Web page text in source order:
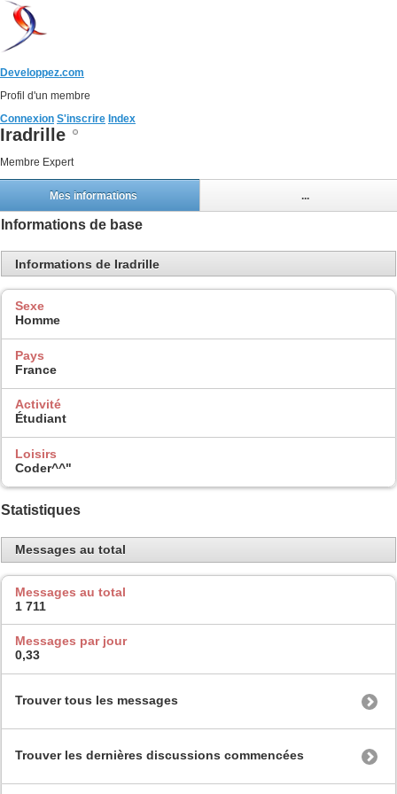
Developpez.com
Profil d'un membre
Connexion S'inscrire Index
Iradrille
Membre Expert
Mes informations ...
Informations de base
Informations de Iradrille
Sexe
Homme
Pays
France
Activité
Étudiant
Loisirs
Coder^^"
Statistiques
Messages au total
Messages au total
1 711
Messages par jour
0,33
Trouver tous les messages
Trouver les dernières discussions commencées